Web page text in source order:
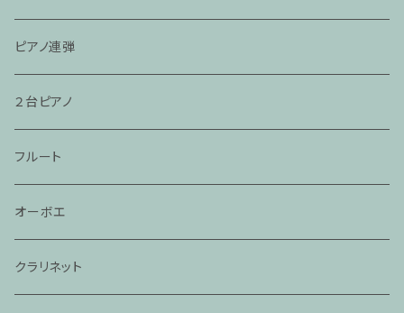
ピアノ連弾
２台ピアノ
フルート
オーボエ
クラリネット